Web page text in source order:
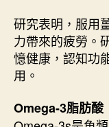
研究表明，服用
力帶來的疲勞。
憶健康，認知功
用。
Omega-3脂肪酸